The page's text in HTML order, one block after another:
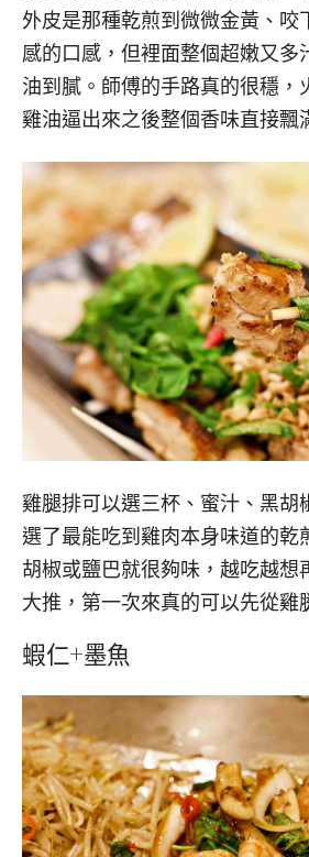
外皮是那種乾煎到微微金黃、咬
感的口感，但裡面整個超嫩又多
油到膩。師傅的手路真的很穩，
雞油逼出來之後整個香味直接飄
雞腿排可以選三杯、蜜汁、黑胡
選了最能吃到雞肉本身味道的乾
胡椒或鹽巴就很夠味，越吃越想
大推，第一次來真的可以先從雞
蝦仁+墨魚